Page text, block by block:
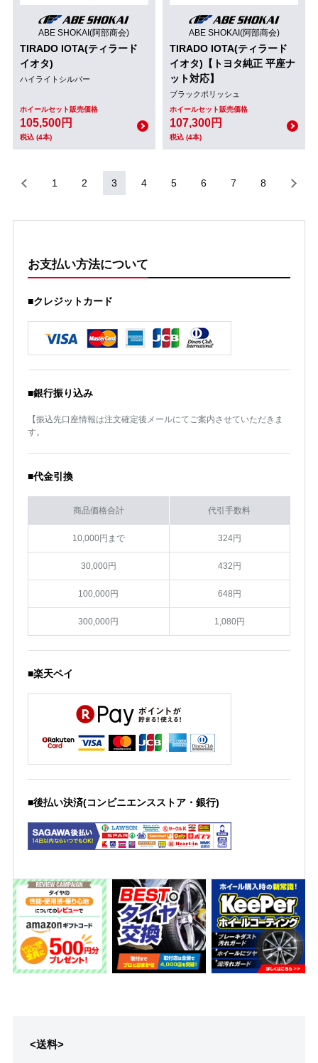
ABE SHOKAI(阿部商会)
TIRADO IOTA(ティラード
イオタ)
ハイライトシルバー
ホイールセット販売価格
105,500円
税込 (4本)
ABE SHOKAI(阿部商会)
TIRADO IOTA(ティラード
イオタ)【トヨタ純正 平座ナ
ット対応】
ブラックポリッシュ
ホイールセット販売価格
107,300円
税込 (4本)
1 2 3 4 5 6 7 8
お支払い方法について
■クレジットカード
■銀行振り込み
【振込先口座情報は注文確定後メールにてご案内させていただきま
す。
■代金引換
商品価格合計 代引手数料
10,000円まで 324円
30,000円 432円
100,000円 648円
300,000円 1,080円
■楽天ペイ
■後払い決済(コンビニエンスストア・銀行)
<送料>